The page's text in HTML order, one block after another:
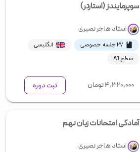
سوپرمایندز (استارتر)
استادهاجر نصیری
۲۷ جلسه خصوصی
انگلیسی
سطح A1
۴,۳۲۰,۰۰۰تومان ثبت دوره
آمادگی امتحانات زبان نهم
استادهاجر نصیری